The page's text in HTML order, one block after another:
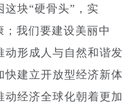
块“硬骨头”，实
；我们要建设美丽中
动形成人与自然和谐发
快建立开放型经济新体
动经济全球化朝着更加